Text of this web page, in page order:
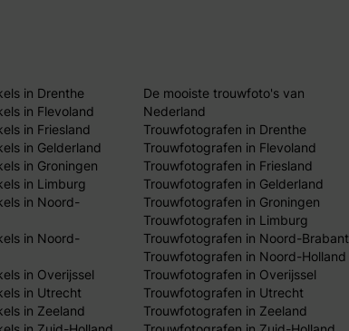
in Drenthe
in Flevoland
in Friesland
in Gelderland
in Groningen
in Limburg
in Noord-
in Noord-
in Overijssel
in Utrecht
in Zeeland
De mooiste trouwfoto's van
Nederland
Trouwfotografen in Drenthe
Trouwfotografen in Flevoland
Trouwfotografen in Friesland
Trouwfotografen in Gelderland
Trouwfotografen in Groningen
Trouwfotografen in Limburg
Trouwfotografen in Noord-Brabant
Trouwfotografen in Noord-Holland
Trouwfotografen in Overijssel
Trouwfotografen in Utrecht
Trouwfotografen in Zeeland